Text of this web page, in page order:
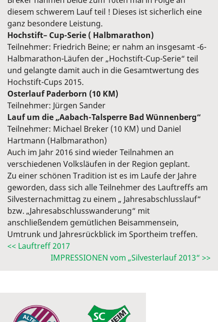
diesem schwerem Lauf teil ! Dieses ist sicherlich eine
ganz besondere Leistung.
Hochstift– Cup-Serie ( Halbmarathon)
Teilnehmer: Friedrich Beine; er nahm an insgesamt -6-
Halbmarathon-Läufen der „Hochstift-Cup-Serie“ teil
und gelangte damit auch in die Gesamtwertung des
Hochstift-Cups 2015.
Osterlauf Paderborn (10 KM)
Teilnehmer: Jürgen Sander
Lauf um die „Aabach-Talsperre Bad Wünnenberg“
Teilnehmer: Michael Breker (10 KM) und Daniel
Hartmann (Halbmarathon)
Auch im Jahr 2016 sind wieder Teilnahmen an
verschiedenen Volksläufen in der Region geplant.
Zu einer schönen Tradition ist es im Laufe der Jahre
geworden, dass sich alle Teilnehmer des Lauftreffs am
Silvesternachmittag zu einem „ Jahresabschlusslauf“
bzw. „Jahresabschlusswanderung“ mit
anschließendem gemütlichen Beisammensein,
Umtrunk und Jahresrückblick im Sportheim treffen.
<< Lauftreff 2017
IMPRESSIONEN vom „Silvesterlauf 2013“ >>